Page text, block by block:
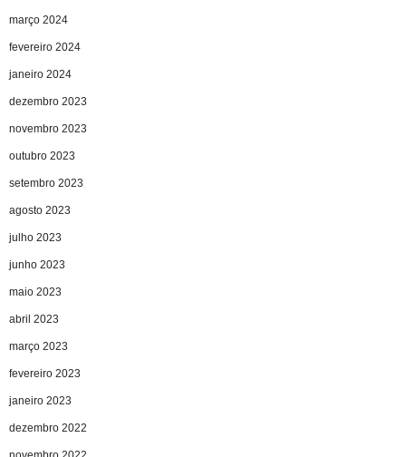
março 2024
fevereiro 2024
janeiro 2024
dezembro 2023
novembro 2023
outubro 2023
setembro 2023
agosto 2023
julho 2023
junho 2023
maio 2023
abril 2023
março 2023
fevereiro 2023
janeiro 2023
dezembro 2022